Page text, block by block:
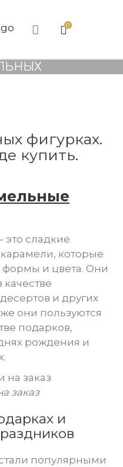
0
фигурках.
купить.
это сладкие
которые
формы и цвета. Они
и других
они пользуются
подарков,
рождения и
заказ
и
популярными